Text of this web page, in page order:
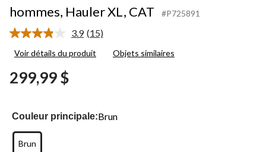
hommes, Hauler XL, CAT
#P725891
3.9 Lire
15
page.
(15)
Voir détails du produit Objets similaires
299,99 $
Couleur principale:Brun
Brun